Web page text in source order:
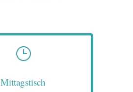
}
Mittagstisch